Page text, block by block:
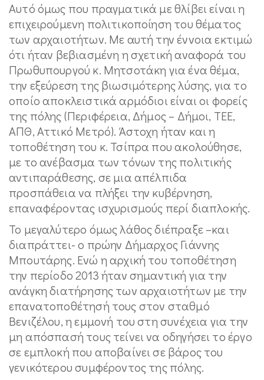
Αυτό όμως που πραγματικά με θλίβει είναι η
επιχειρούμενη πολιτικοποίηση του θέματος
των αρχαιοτήτων. Με αυτή την έννοια εκτιμώ
ότι ήταν βεβιασμένη η σχετική αναφορά του
Πρωθυπουργού κ. Μητσοτάκη για ένα θέμα,
την εξεύρεση της βιωσιμότερης λύσης, για το
οποίο αποκλειστικά αρμόδιοι είναι οι φορείς
της πόλης (Περιφέρεια, Δήμος – Δήμοι, ΤΕΕ,
ΑΠΘ, Αττικό Μετρό). Άστοχη ήταν και η
τοποθέτηση του κ. Τσίπρα που ακολούθησε,
με το ανέβασμα των τόνων της πολιτικής
αντιπαράθεσης, σε μια απέλπιδα
προσπάθεια να πλήξει την κυβέρνηση,
επαναφέροντας ισχυρισμούς περί διαπλοκής.
Το μεγαλύτερο όμως λάθος διέπραξε –και
διαπράττει- ο πρώην Δήμαρχος Γιάννης
Μπουτάρης. Ενώ η αρχική του τοποθέτηση
την περίοδο 2013 ήταν σημαντική για την
ανάγκη διατήρησης των αρχαιοτήτων με την
επανατοποθέτησή τους στον σταθμό
Βενιζέλου, η εμμονή του στη συνέχεια για την
μη απόσπασή τους τείνει να οδηγήσει το έργο
σε εμπλοκή που αποβαίνει σε βάρος του
γενικότερου συμφέροντος της πόλης.